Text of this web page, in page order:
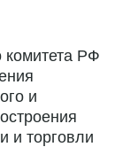
комитета РФ
и
и торговли